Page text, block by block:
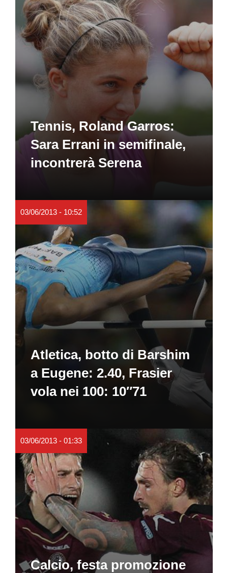
Tennis, Roland Garros:
Sara Errani in semifinale,
incontrerà Serena
03/06/2013 - 10:52
Atletica, botto di Barshim
a Eugene: 2.40, Frasier
vola nei 100: 10″71
03/06/2013 - 01:33
Calcio, festa promozione